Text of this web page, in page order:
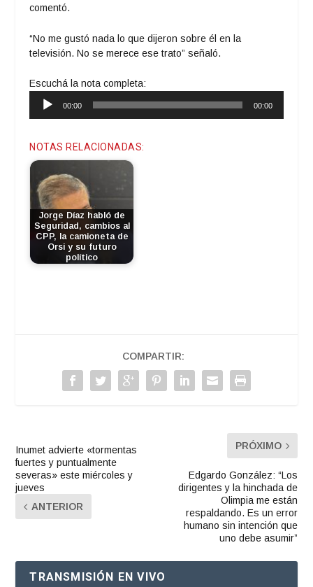
comentó.
“No me gustó nada lo que dijeron sobre él en la
televisión. No se merece ese trato” señaló.
Escuchá la nota completa:
Reproductor
00:00 00:00
NOTAS RELACIONADAS:
Jorge Díaz habló de
Seguridad, cambios al
CPP, la camioneta de
Orsi y su futuro
político
COMPARTIR:
Inumet advierte «tormentas
fuertes y puntualmente
severas» este miércoles y
jueves
ANTERIOR
PRÓXIMO
Edgardo González: “Los
dirigentes y la hinchada de
Olimpia me están
respaldando. Es un error
humano sin intención que
uno debe asumir”
TRANSMISIÓN EN VIVO